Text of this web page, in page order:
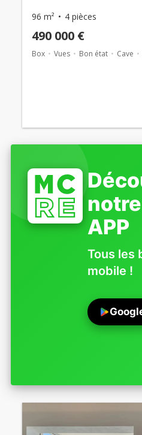
96 m² 4 pièces
490 000 €
Box Vues Bon état Cave
APP
Tous les
mobile !